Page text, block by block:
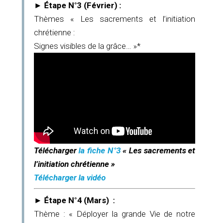
► Étape N°3 (Février) :
Thèmes « Les sacrements et l’initiation
chrétienne :
Signes visibles de la grâce… »*
Téléchargerla fiche N°3« Les sacrements et
l’initiation chrétienne »
Télécharger la vidéo
► Étape N°4 (Mars) :
Thème : « Déployer la grande Vie de notre